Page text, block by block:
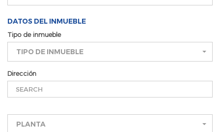
DATOS DEL INMUEBLE
Tipo de inmueble
TIPO DE INMUEBLE
Dirección
PLANTA